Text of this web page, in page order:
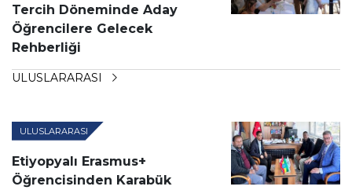
Tercih Döneminde Aday
Öğrencilere Gelecek
Rehberliği
ULUSLARARASI
ULUSLARARASI
Etiyopyalı Erasmus+
Öğrencisinden Karabük